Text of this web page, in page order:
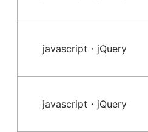
javascript・jQuery
javascript・jQuery